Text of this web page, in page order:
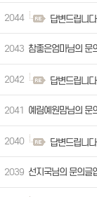
2044 답변드립니
2043 참좋은엄마님의 문
2042 답변드립니
2041 예림예원맘님의 문
2040 답변드립니
2039 선지국님의 문의글